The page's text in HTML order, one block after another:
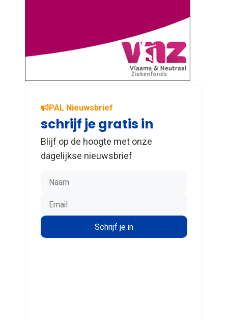
PAL Nieuwsbrief
schrijf je gratis in
Blijf op de hoogte met onze
dagelijkse nieuwsbrief